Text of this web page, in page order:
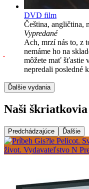
DVD film
Čeština, angličtina,
Vypredané
Ach, mrzí nás to, z
nemáme ho na
môžete mať šťastie
nepredali posledné
Ďalšie vydania
Naši
Predchádzajúce Ďalšie